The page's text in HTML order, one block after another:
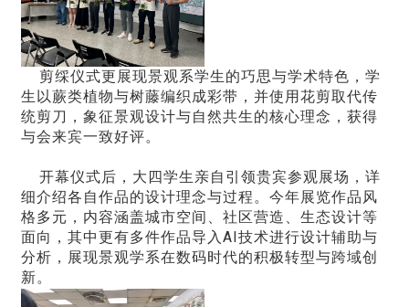
剪䌽仪式更展现景观系学生的巧思与学术特色，学
生以蕨类植物与树藤编织成彩带，并使用花剪取代传
统剪刀，象征景观设计与自然共生的核心理念，获得
与会来宾一致好评。
开幕仪式后，大四学生亲自引领贵宾参观展场，详
细介绍各自作品的设计理念与过程。今年展览作品风
格多元，内容涵盖城市空间、社区营造、生态设计等
面向，其中更有多件作品导入AI技术进行设计辅助与
分析，展现景观学系在数码时代的积极转型与跨域创
新。